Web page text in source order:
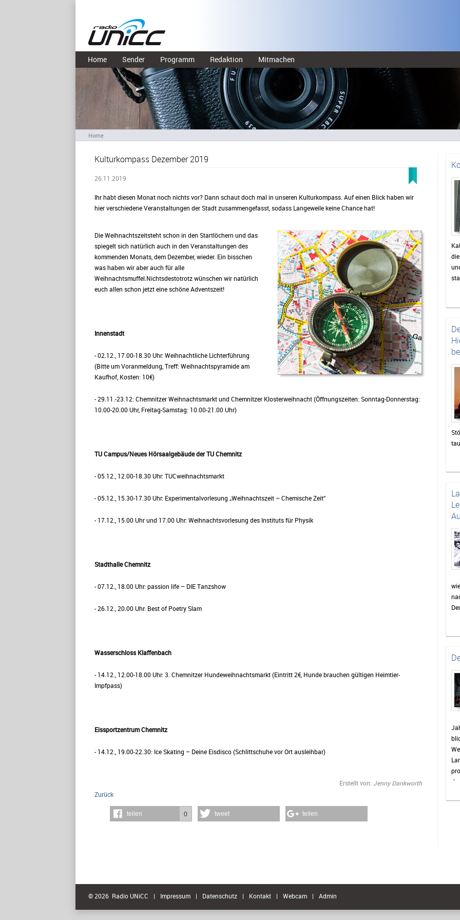
Home Sender Programm Redaktion Mitmachen
Home
Kulturkompass Dezember 2019
26.11.2019
Ihr habt diesen Monat noch nichts vor? Dann schaut doch mal in unseren Kulturkompass. Auf einen Blick haben wir
hier verschiedene Veranstaltungen der Stadt zusammengefasst, sodass Langeweile keine Chance hat!
Die Weihnachtszeitsteht schon in den Startlöchern und das
spiegelt sich natürlich auch in den Veranstaltungen des
kommenden Monats, dem Dezember, wieder. Ein bisschen
was haben wir aber auch für alle
Weihnachtsmuffel.Nichtsdestotrotz wünschen wir natürlich
euch allen schon jetzt eine schöne Adventszeit!
Innenstadt
- 02.12., 17.00-18.30 Uhr: Weihnachtliche Lichterführung
(Bitte um Voranmeldung, Treff: Weihnachtspyramide am
Kaufhof, Kosten: 10€)
- 29.11.-23.12: Chemnitzer Weihnachtsmarkt und Chemnitzer Klosterweihnacht (Öffnungszeiten: Sonntag-Donnerstag:
10.00-20.00 Uhr, Freitag-Samstag: 10.00-21.00 Uhr)
TU Campus/Neues Hörsaalgebäude der TU Chemnitz
- 05.12., 12.00-18.30 Uhr: TUCweihnachtsmarkt
- 05.12., 15.30-17.30 Uhr: Experimentalvorlesung „Weihnachtszeit – Chemische Zeit“
- 17.12., 15.00 Uhr und 17.00 Uhr: Weihnachtsvorlesung des Instituts für Physik
Stadthalle Chemnitz
- 07.12., 18.00 Uhr: passion life – DIE Tanzshow
- 26.12., 20.00 Uhr: Best of Poetry Slam
Wasserschloss Klaffenbach
- 14.12., 12.00-18.00 Uhr: 3. Chemnitzer Hundeweihnachtsmarkt (Eintritt 2€, Hunde brauchen gültigen Heimtier-
Impfpass)
Eissportzentrum Chemnitz
- 14.12., 19.00-22.30: Ice Skating – Deine Eisdisco (Schlittschuhe vor Ort ausleihbar)
Erstellt von: Jenny Dankworth
Zurück
teilen 0 tweet teilen
© 2026 Radio UNiCC | Impressum | Datenschutz | Kontakt | Webcam | Admin